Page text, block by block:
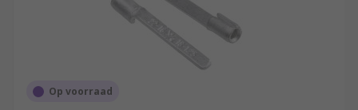
Op voorraad